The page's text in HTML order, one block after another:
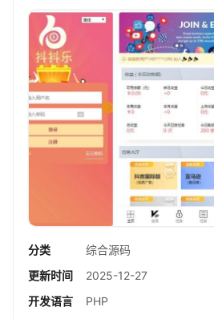
分类
综合源码
更新时间
2025-12-27
开发语言
PHP